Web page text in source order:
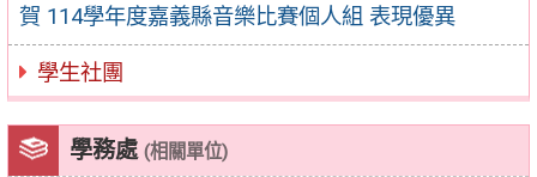
賀 114學年度嘉義縣音樂比賽個人組 表現優異
學生社團
學務處 (相關單位)